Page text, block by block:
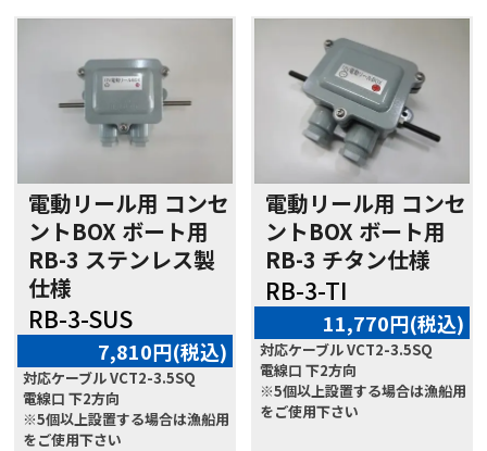
電動リール用 コンセ
ントBOX ボート用
RB-3 ステンレス製
仕様
RB-3-SUS
7,810円(税込)
対応ケーブル VCT2-3.5SQ
電線口 下2方向
※5個以上設置する場合は漁船用
をご使用下さい
電動リール用 コンセ
ントBOX ボート用
RB-3 チタン仕様
RB-3-TI
11,770円(税込)
対応ケーブル VCT2-3.5SQ
電線口 下2方向
※5個以上設置する場合は漁船用
をご使用下さい